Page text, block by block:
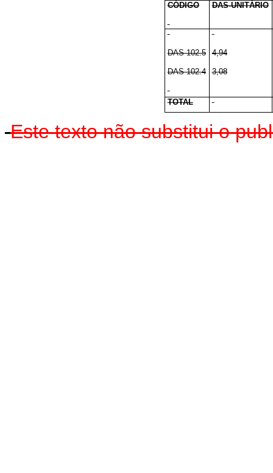
CÓDIGO DAS-UNITÁRIO
DAS 102.5
DAS 102.4
4,94
3,08
TOTAL
Este texto não substitui o